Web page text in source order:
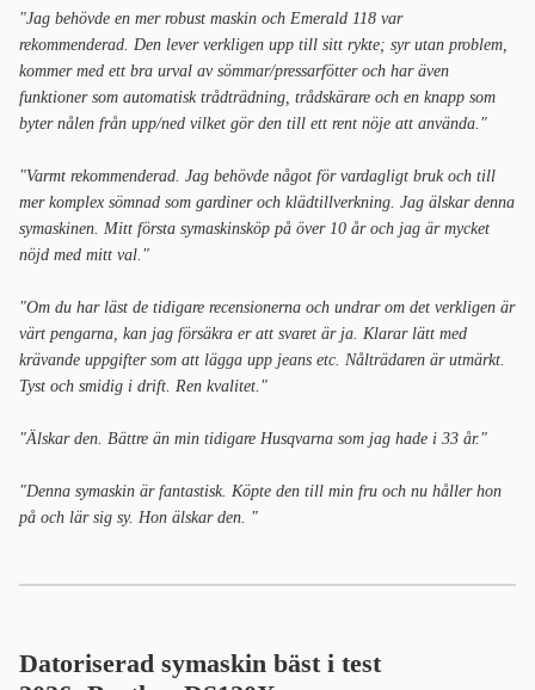
"Jag behövde en mer robust maskin och Emerald 118 var
rekommenderad. Den lever verkligen upp till sitt rykte; syr utan problem,
kommer med ett bra urval av sömmar/pressarfötter och har även
funktioner som automatisk trådträdning, trådskärare och en knapp som
byter nålen från upp/ned vilket gör den till ett rent nöje att använda."
"Varmt rekommenderad. Jag behövde något för vardagligt bruk och till
mer komplex sömnad som gardiner och klädtillverkning. Jag älskar denna
symaskinen. Mitt första symaskinsköp på över 10 år och jag är mycket
nöjd med mitt val."
"Om du har läst de tidigare recensionerna och undrar om det verkligen är
värt pengarna, kan jag försäkra er att svaret är ja. Klarar lätt med
krävande uppgifter som att lägga upp jeans etc. Nålträdaren är utmärkt.
Tyst och smidig i drift. Ren kvalitet."
"Älskar den. Bättre än min tidigare Husqvarna som jag hade i 33 år."
"Denna symaskin är fantastisk. Köpte den till min fru och nu håller hon
på och lär sig sy. Hon älskar den. "
Datoriserad symaskin bäst i test